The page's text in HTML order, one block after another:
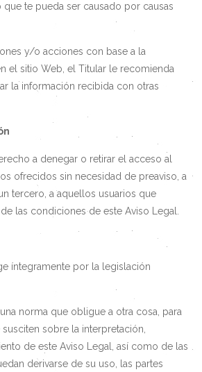
te pueda ser causado por causas
y/o acciones con base a la
el sitio Web, el Titular le recomienda
la información recibida con otras
a denegar o retirar el acceso al
ofrecidos sin necesidad de preaviso, a
tercero, a aquellos usuarios que
las condiciones de este Aviso Legal.
íntegramente por la legislación
norma que obligue a otra cosa, para
sobre la interpretación,
de este Aviso Legal, así como de las
derivarse de su uso, las partes